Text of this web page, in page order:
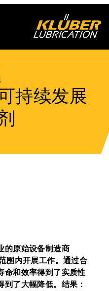
持续发展
的原始设备制造商
围内开展工作。通过合
命和效率得到了实质性
了大幅降低。结果：